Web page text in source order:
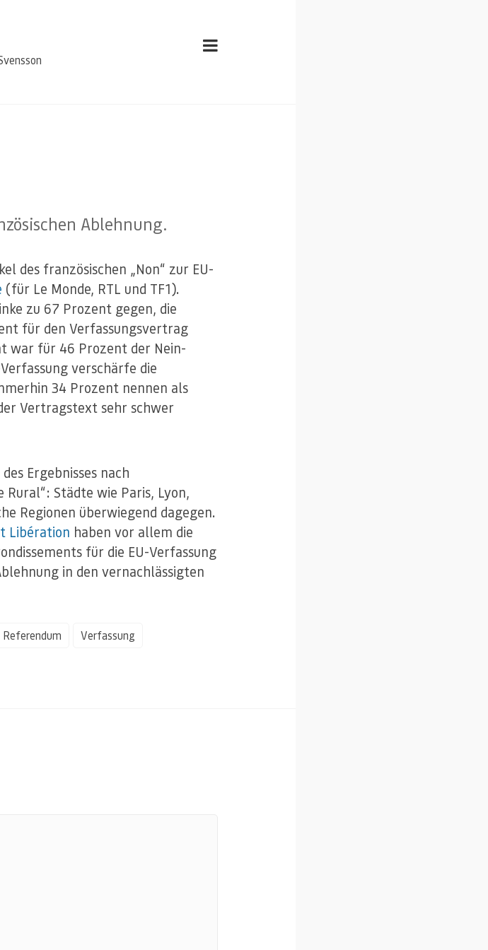
Ablehnung.
des französischen „Non“ zur EU-
(für Le Monde, RTL und TF1).
zu 67 Prozent gegen, die
für den Verfassungsvertrag
war für 46 Prozent der Nein-
verschärfe die
34 Prozent nennen als
Vertragstext sehr schwer
des Ergebnisses nach
Städte wie Paris, Lyon,
Regionen überwiegend dagegen.
Libération haben vor allem die
für die EU-Verfassung
in den vernachlässigten
Referendum Verfassung